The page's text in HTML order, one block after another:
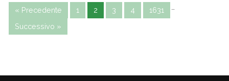
« Precedente 1 2 3 4
1631
Successivo »